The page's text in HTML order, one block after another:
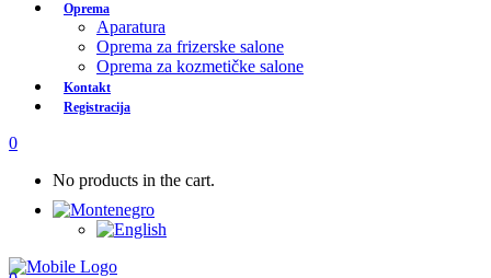
Oprema
Aparatura
Oprema za frizerske salone
Oprema za kozmetičke salone
Kontakt
Registracija
0
No products in the cart.